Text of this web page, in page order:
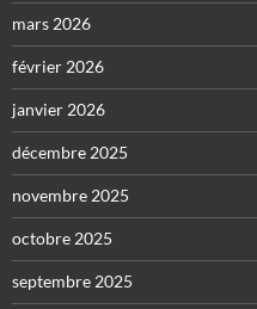
mars 2026
février 2026
janvier 2026
décembre 2025
novembre 2025
octobre 2025
septembre 2025